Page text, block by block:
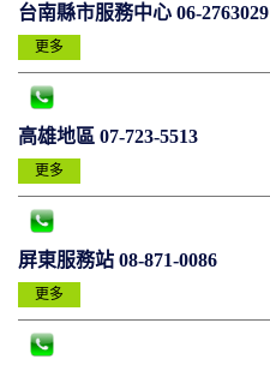
台南縣市服務中心 06-2763029
更多
高雄地區 07-723-5513
更多
屏東服務站 08-871-0086
更多